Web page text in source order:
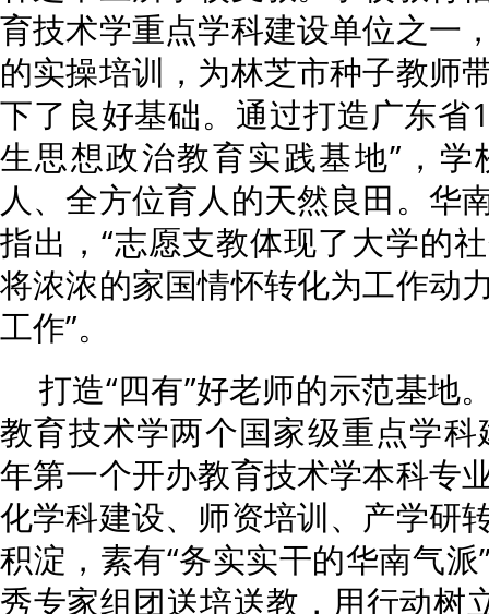
育技术学重点学科建设单位之一
的实操培训，为林芝市种子教师
下了良好基础。通过打造广东省
生思想政治教育实践基地”，
人、全方位育人的天然良田。华
指出，“志愿支教体现了大学的
将浓浓的家国情怀转化为工作动
工作”。
打造“四有”好老师的示范基地
教育技术学两个国家级重点学
年第一个开办教育技术学本科专
化学科建设、师资培训、产学研
积淀，素有“务实实干的华南气
秀专家组团送培送教，用行动树